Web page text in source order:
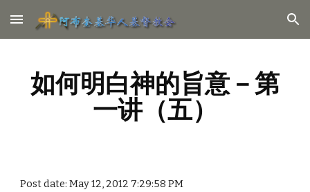
Skip to main content Skip to navigation
如何明白神的旨意－第
一讲（五）
Post date: May 12, 2012 7:29:58 PM